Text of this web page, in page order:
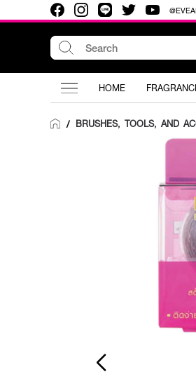
HOME
/ BRUSHES, TOOLS, AND